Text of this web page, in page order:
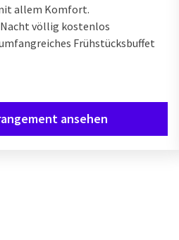
allem Komfort.
völlig kostenlos
Frühstücksbuffet
ansehen